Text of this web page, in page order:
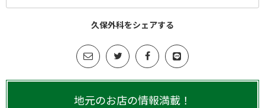
久保外科をシェアする
地元のお店の情報満載！